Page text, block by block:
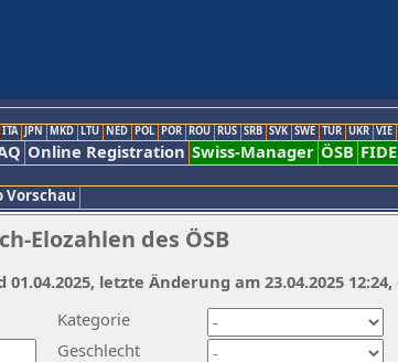
ITA JPN MKD LTU NED POL POR ROU RUS SRB SVK SWE TUR UKR VIE
Online Registration Swiss-Manager ÖSB FIDE
Vorschau
Elozahlen des ÖSB
Kategorie
Geschlecht
01.04.2025, letzte Änderung am 23.04.2025